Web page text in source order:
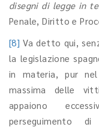
disegni di legge in
Penale, Diritto e
[8] Va detto qui,
la legislazione
in materia, pur
massima delle
appaiono
perseguimento